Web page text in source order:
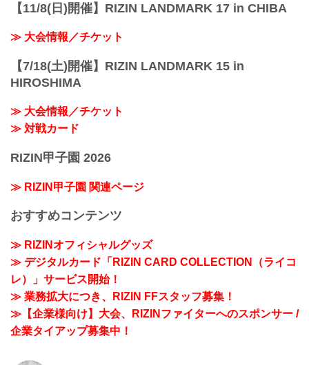
【11/8(日)開催】RIZIN LANDMARK 17 in CHIBA
≫ 大会情報／チケット
【7/18(土)開催】RIZIN LANDMARK 15 in
HIROSHIMA
≫ 大会情報／チケット
≫ 対戦カード
RIZIN甲子園 2026
≫ RIZIN甲子園 関連ページ
おすすめコンテンツ
≫ RIZINオフィシャルグッズ
≫ デジタルカード「RIZIN CARD COLLECTION（ライコ
レ）」サービス開始！
≫ 業務拡大につき、RIZIN FFスタッフ募集！
≫【企業様向け】大会、RIZINファイターへのスポンサー /
企業タイアップ募集中！